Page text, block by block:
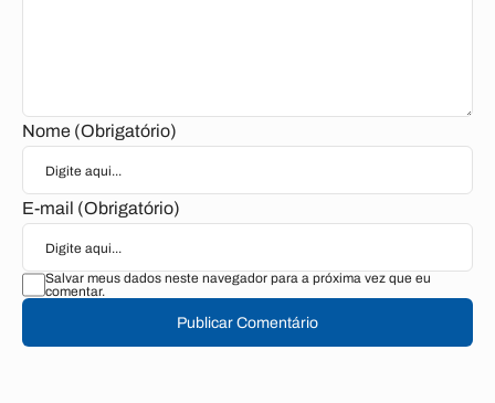
Nome (Obrigatório)
E-mail (Obrigatório)
Salvar meus dados neste navegador para a próxima vez que eu
comentar.
Publicar Comentário